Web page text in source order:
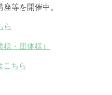
等を開催中。
ら
・団体様）
こちら